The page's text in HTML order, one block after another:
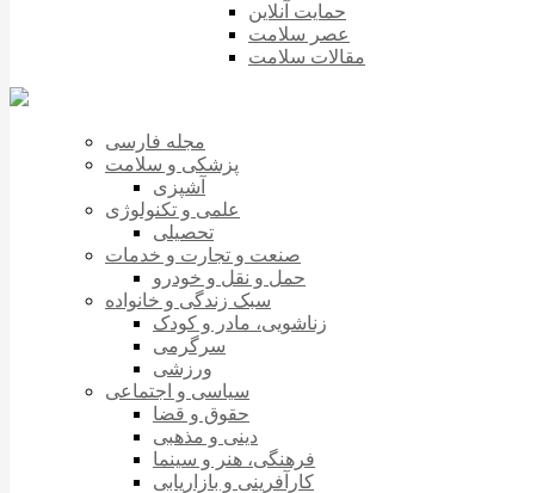
حمایت آنلاین
عصر سلامت
مقالات سلامت
مجله فارسی
پزشکی و سلامت
آشپزی
علمی و تکنولوژی
تحصیلی
صنعت و تجارت و خدمات
حمل و نقل و خودرو
سبک زندگی و خانواده
زناشویی، مادر و کودک
سرگرمی
ورزشی
سیاسی و اجتماعی
حقوق و قضا
دینی و مذهبی
فرهنگی، هنر و سینما
کارآفرینی و بازاریابی